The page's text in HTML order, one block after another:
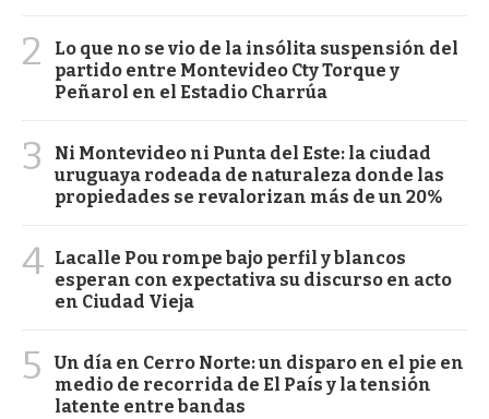
2
Lo que no se vio de la insólita suspensión del
partido entre Montevideo Cty Torque y
Peñarol en el Estadio Charrúa
3
Ni Montevideo ni Punta del Este: la ciudad
uruguaya rodeada de naturaleza donde las
propiedades se revalorizan más de un 20%
4 Lacalle Pou rompe bajo perfil y blancos
esperan con expectativa su discurso en acto
en Ciudad Vieja
5
Un día en Cerro Norte: un disparo en el pie en
medio de recorrida de El País y la tensión
latente entre bandas